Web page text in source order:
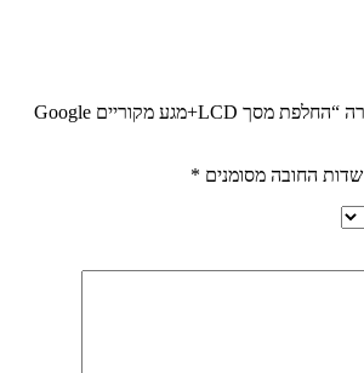
היה הראשון לכתוב סקירה “החלפת מסך LCD+מגע מקוריים Google
שדות החובה מסומנים *